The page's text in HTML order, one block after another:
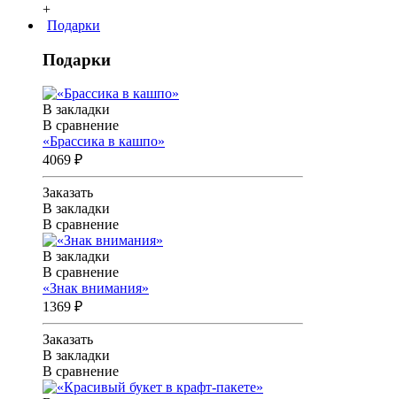
+
Подарки
Подарки
В закладки
В сравнение
«Брассика в кашпо»
4069 ₽
Заказать
В закладки
В сравнение
В закладки
В сравнение
«Знак внимания»
1369 ₽
Заказать
В закладки
В сравнение